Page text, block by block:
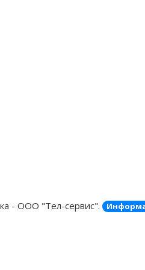
- ООО "Тел-сервис".